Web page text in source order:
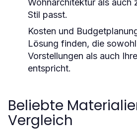
Wohnarchitektur als auch
Stil passt.
Kosten und
Lösung finden, die
Vorstellungen als auch
entspricht.
Beliebte
Vergleich